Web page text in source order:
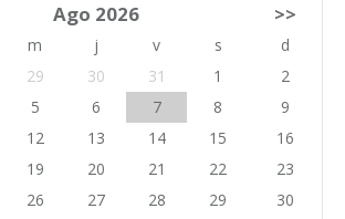
Ago 2026 >>
m j v s
d
29 30 31 1
2
5 6 7 8
9
12 13 14 15
16
19 20 21 22
23
26 27 28 29
30